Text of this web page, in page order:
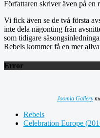
Författaren skriver även på en
Vi fick även se de två första
inte dela någonting från
som tidigare
Rebels kommer få en mer
Error
Joomla Gallery
Rebels
Celebration Europe